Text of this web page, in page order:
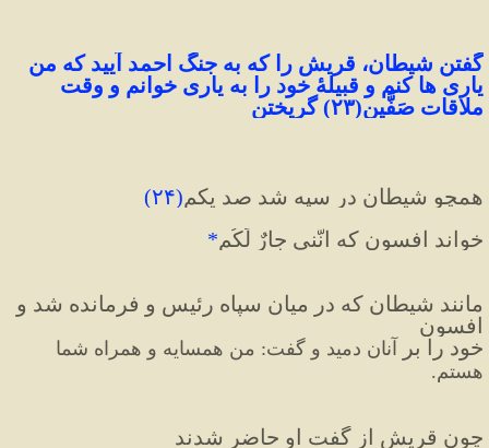
ملاقات صَفَّین(۲۳) گریختن
همچو شیطان در سپه شد صد یکم(۲۴)
خواند افسون که انَّنی جارٌ لَکُم*
افسون
خود را بر
هستم.
چون قریش از گفت او حاضر شدند